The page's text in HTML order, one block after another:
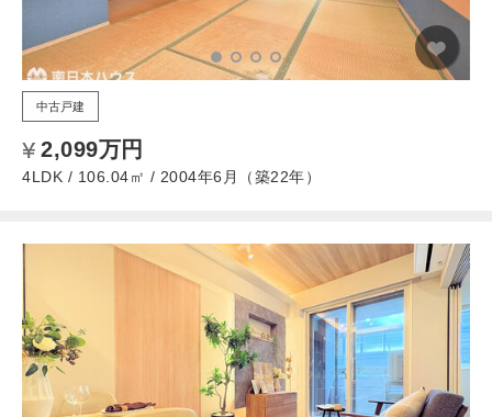
中古戸建
2,099万円
4LDK / 106.04㎡ / 2004年6月（築22年）